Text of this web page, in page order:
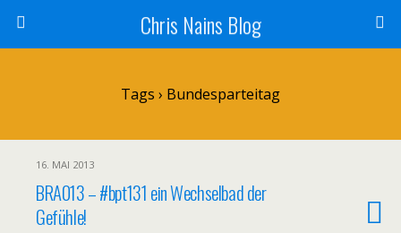
Chris Nains Blog
Tags › Bundesparteitag
16. MAI 2013
BRA013 – #bpt131 ein Wechselbad der
Gefühle!